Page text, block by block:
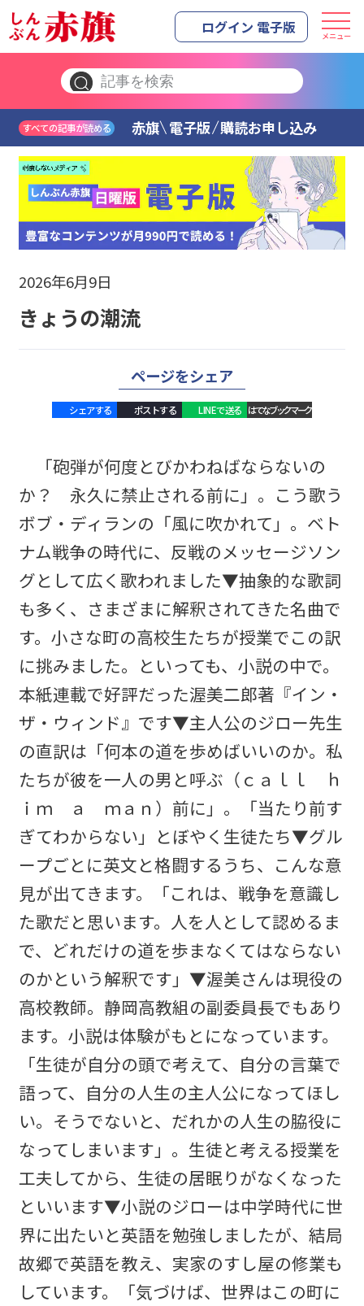
ログイン 電子版 メニュー
すべての記事が読める 赤旗 電子版 購読お申し込み
2026年6月9日
きょうの潮流
ページをシェア
シェアする ポストする LINEで送る はてなブックマーク
「砲弾が何度とびかわねばならないの
か？ 永久に禁止される前に」。こう歌う
ボブ・ディランの「風に吹かれて」。ベト
ナム戦争の時代に、反戦のメッセージソン
グとして広く歌われました▼抽象的な歌詞
も多く、さまざまに解釈されてきた名曲で
す。小さな町の高校生たちが授業でこの訳
に挑みました。といっても、小説の中で。
本紙連載で好評だった渥美二郎著『イン・
ザ・ウィンド』です▼主人公のジロー先生
の直訳は「何本の道を歩めばいいのか。私
たちが彼を一人の男と呼ぶ（ｃａｌｌ ｈ
ｉｍ ａ ｍａｎ）前に」。「当たり前す
ぎてわからない」とぼやく生徒たち▼グル
ープごとに英文と格闘するうち、こんな意
見が出てきます。「これは、戦争を意識し
た歌だと思います。人を人として認めるま
で、どれだけの道を歩まなくてはならない
のかという解釈です」▼渥美さんは現役の
高校教師。静岡高教組の副委員長でもあり
ます。小説は体験がもとになっています。
「生徒が自分の頭で考えて、自分の言葉で
語って、自分の人生の主人公になってほし
い。そうでないと、だれかの人生の脇役に
なってしまいます」。生徒と考える授業を
工夫してから、生徒の居眠りがなくなった
といいます▼小説のジローは中学時代に世
界に出たいと英語を勉強しましたが、結局
故郷で英語を教え、実家のすし屋の修業も
しています。「気づけば、世界はこの町に